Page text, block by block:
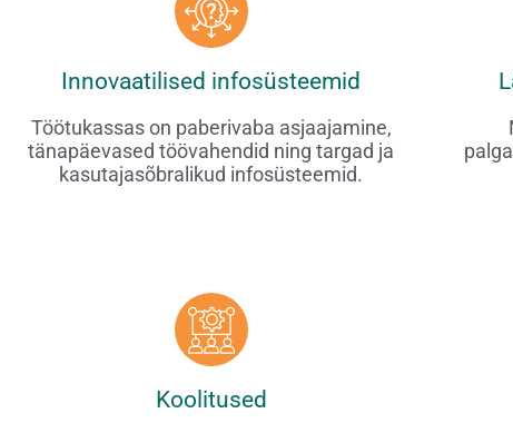
Innovaatilised infosüsteemid
Töötukassas on paberivaba asjaajamine,
tänapäevased töövahendid ning targad ja
kasutajasõbralikud infosüsteemid.
Koolitused